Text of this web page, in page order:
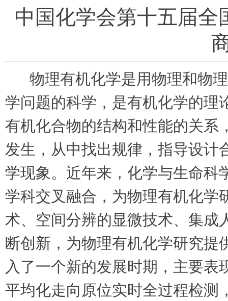
中国化学会第十五届
物理有机化学是用物理和物
学问题的科学，是有机化学的
有机化合物的结构和性能的关系
发生，从中找出规律，指导设
学现象。近年来，化学与生命
学科交叉融合，为物理有机化
术、空间分辨的显微技术、集成
断创新，为物理有机化学研究
入了一个新的发展时期，主要
平均化走向原位实时全过程检测